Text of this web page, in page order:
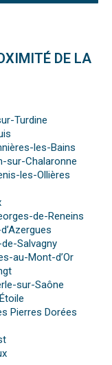
DE LA
Turdine
les-Bains
sur-Chalaronne
les-Ollières
de-Reneins
Salvagny
au-Mont-d’Or
sur-Saône
Pierres Dorées